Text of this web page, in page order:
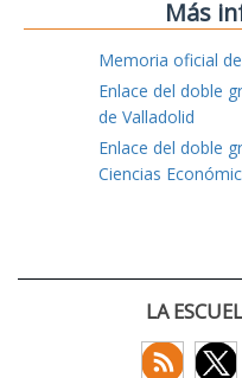
Más
Memoria oficial
Enlace del doble
de Valladolid
Enlace del doble
Ciencias
LA